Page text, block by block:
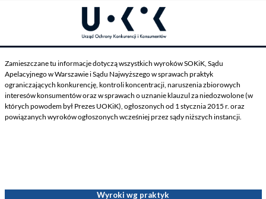
Zamieszczane tu informacje dotyczą wszystkich wyroków SOKiK, Sądu
Apelacyjnego w Warszawie i Sądu Najwyższego w sprawach praktyk
ograniczających konkurencję, kontroli koncentracji, naruszenia zbiorowych
interesów konsumentów oraz w sprawach o uznanie klauzul za niedozwolone (w
których powodem był Prezes UOKiK), ogłoszonych od 1 stycznia 2015 r. oraz
powiązanych wyroków ogłoszonych wcześniej przez sądy niższych instancji.
Wyroki wg praktyk